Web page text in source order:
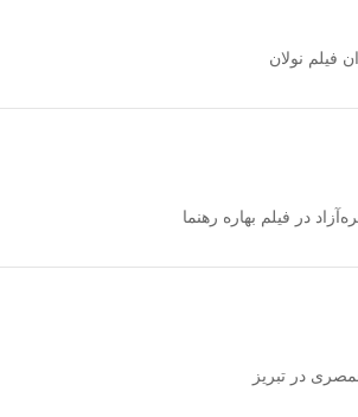
فیلم نولان
در فیلم بهاره رهنما
در تبریز